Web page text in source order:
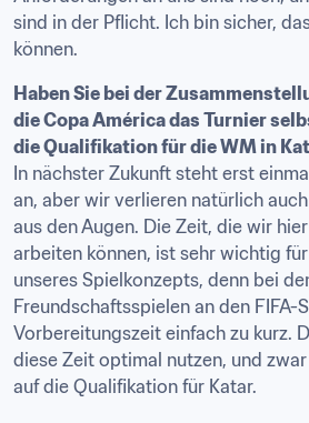
sind in der Pflicht. Ich bin sicher,
können.
Haben Sie bei der
die Copa América das Turnier
die Qualifikation für die WM in
In nächster Zukunft steht erst
an, aber wir verlieren natürlich
aus den Augen. Die Zeit, die wir
arbeiten können, ist sehr wichtig
unseres Spielkonzepts, denn bei
Freundschaftsspielen an den FIFA-
Vorbereitungszeit einfach zu kurz.
diese Zeit optimal nutzen, und
auf die Qualifikation für Katar.